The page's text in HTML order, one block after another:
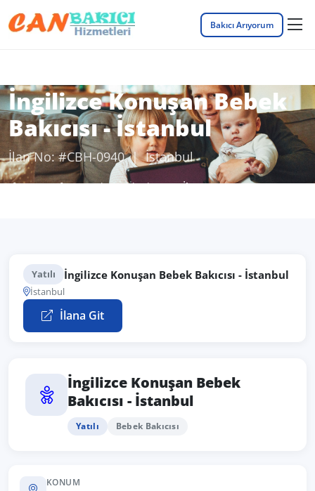
Bakıcı Arıyorum
İngilizce Konuşan Bebek
Bakıcısı - İstanbul
İlan No: #CBH-0940 | İstanbul
Anasayfa Bakıcı İş İlanları İlan Detayı
Yatılı İngilizce Konuşan Bebek Bakıcısı - İstanbul
İstanbul
İlana Git
İngilizce Konuşan Bebek
Bakıcısı - İstanbul
Yatılı Bebek Bakıcısı
KONUM